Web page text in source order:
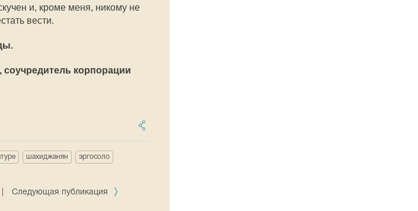
и, кроме меня, никому не
вести.
корпорации
шахиджанян эргосоло
Следующая публикация